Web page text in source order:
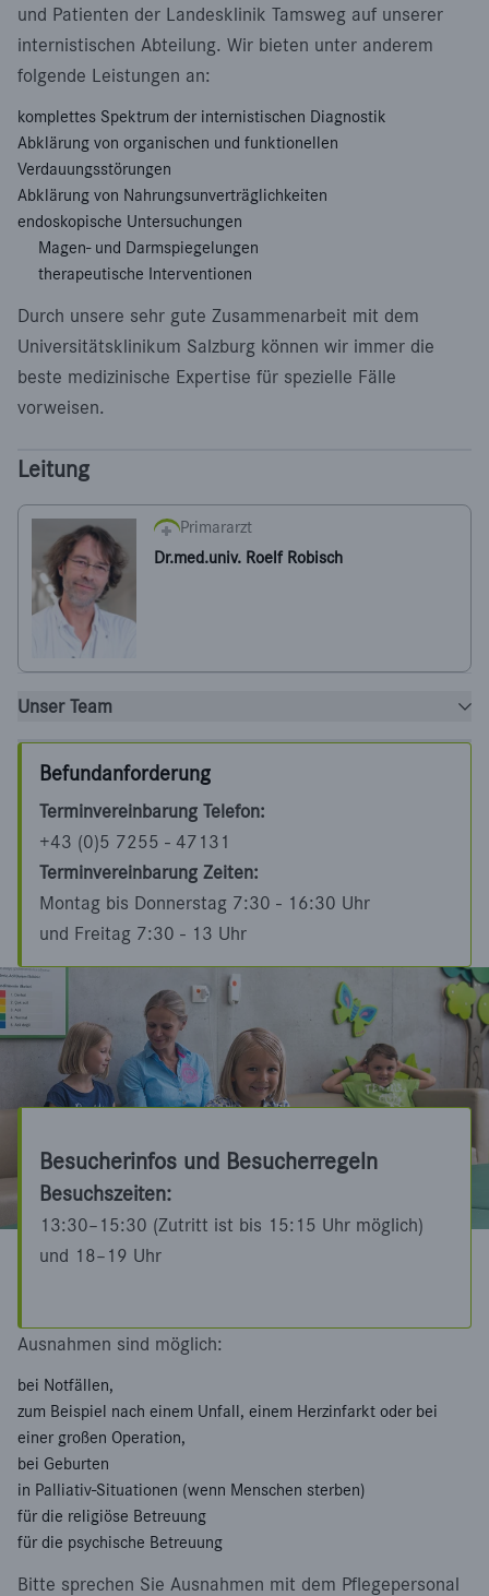
und Patienten der Landesklinik Tamsweg auf unserer
internistischen Abteilung. Wir bieten unter anderem
folgende Leistungen an:
komplettes Spektrum der internistischen Diagnostik
Abklärung von organischen und funktionellen
Verdauungsstörungen
Abklärung von Nahrungsunverträglichkeiten
endoskopische Untersuchungen
Magen- und Darmspiegelungen
therapeutische Interventionen
Durch unsere sehr gute Zusammenarbeit mit dem
Universitätsklinikum Salzburg können wir immer die
beste medizinische Expertise für spezielle Fälle
vorweisen.
Leitung
Primararzt
Dr.med.univ. Roelf Robisch
Unser Team
Befundanforderung
Terminvereinbarung Telefon:
+43 (0)5 7255 - 47131
Terminvereinbarung Zeiten:
Montag bis Donnerstag 7:30 - 16:30 Uhr
und Freitag 7:30 - 13 Uhr
Besucherinfos und Besucherregeln
Besuchszeiten:
13:30–15:30 (Zutritt ist bis 15:15 Uhr möglich)
und 18–19 Uhr
Ausnahmen sind möglich:
bei Notfällen,
zum Beispiel nach einem Unfall, einem Herzinfarkt oder bei
einer großen Operation,
bei Geburten
in Palliativ-Situationen (wenn Menschen sterben)
für die religiöse Betreuung
für die psychische Betreuung
Bitte sprechen Sie Ausnahmen mit dem Pflegepersonal